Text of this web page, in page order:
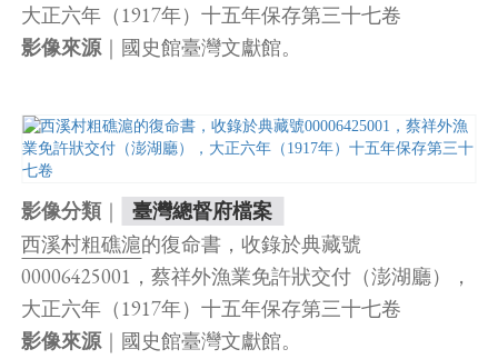
大正六年（1917年）十五年保存第三十七卷
影像來源｜國史館臺灣文獻館。
影像分類｜ 臺灣總督府檔案
西溪村粗礁滬的復命書，收錄於典藏號
00006425001，蔡祥外漁業免許狀交付（澎湖廳），
大正六年（1917年）十五年保存第三十七卷
影像來源｜國史館臺灣文獻館。